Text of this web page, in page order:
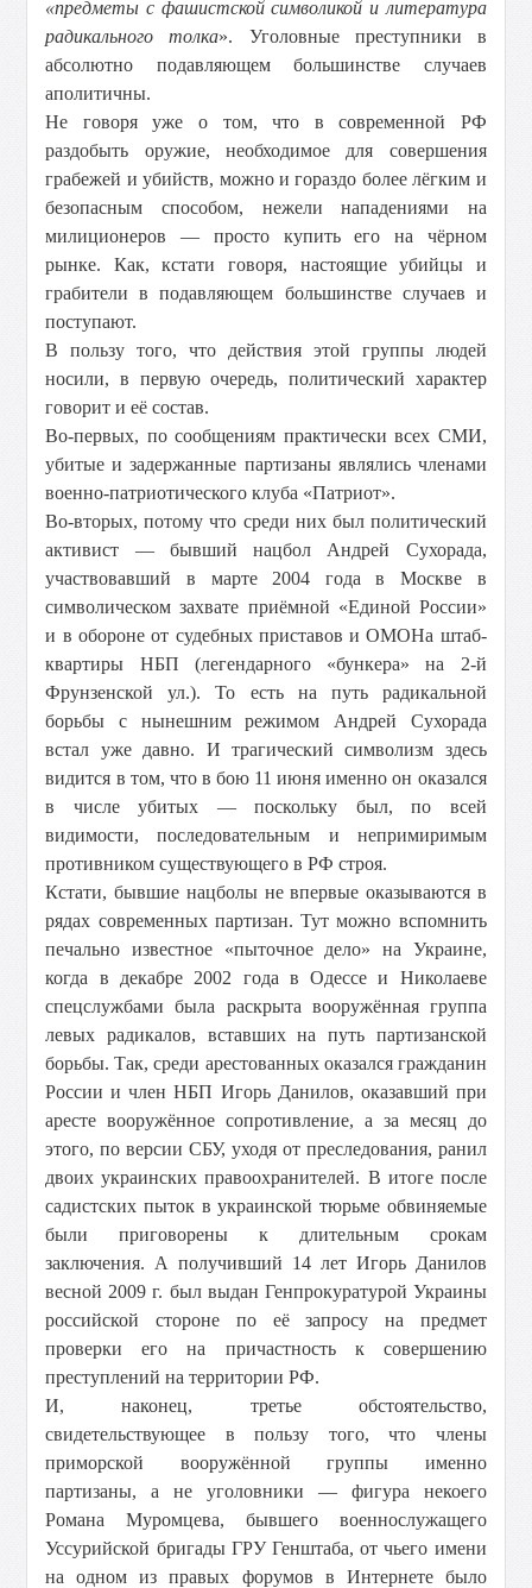
«предметы с фашистской символикой и литература
радикального толка». Уголовные преступники в
абсолютно подавляющем большинстве случаев
аполитичны.
Не говоря уже о том, что в современной РФ
раздобыть оружие, необходимое для совершения
грабежей и убийств, можно и гораздо более лёгким и
безопасным способом, нежели нападениями на
милиционеров — просто купить его на чёрном
рынке. Как, кстати говоря, настоящие убийцы и
грабители в подавляющем большинстве случаев и
поступают.
В пользу того, что действия этой группы людей
носили, в первую очередь, политический характер
говорит и её состав.
Во-первых, по сообщениям практически всех СМИ,
убитые и задержанные партизаны являлись членами
военно-патриотического клуба «Патриот».
Во-вторых, потому что среди них был политический
активист — бывший нацбол Андрей Сухорада,
участвовавший в марте 2004 года в Москве в
символическом захвате приёмной «Единой России»
и в обороне от судебных приставов и ОМОНа штаб-
квартиры НБП (легендарного «бункера» на 2-й
Фрунзенской ул.). То есть на путь радикальной
борьбы с нынешним режимом Андрей Сухорада
встал уже давно. И трагический символизм здесь
видится в том, что в бою 11 июня именно он оказался
в числе убитых — поскольку был, по всей
видимости, последовательным и непримиримым
противником существующего в РФ строя.
Кстати, бывшие нацболы не впервые оказываются в
рядах современных партизан. Тут можно вспомнить
печально известное «пыточное дело» на Украине,
когда в декабре 2002 года в Одессе и Николаеве
спецслужбами была раскрыта вооружённая группа
левых радикалов, вставших на путь партизанской
борьбы. Так, среди арестованных оказался гражданин
России и член НБП Игорь Данилов, оказавший при
аресте вооружённое сопротивление, а за месяц до
этого, по версии СБУ, уходя от преследования, ранил
двоих украинских правоохранителей. В итоге после
садистских пыток в украинской тюрьме обвиняемые
были приговорены к длительным срокам
заключения. А получивший 14 лет Игорь Данилов
весной 2009 г. был выдан Генпрокуратурой Украины
российской стороне по её запросу на предмет
проверки его на причастность к совершению
преступлений на территории РФ.
И, наконец, третье обстоятельство,
свидетельствующее в пользу того, что члены
приморской вооружённой группы именно
партизаны, а не уголовники — фигура некоего
Романа Муромцева, бывшего военнослужащего
Уссурийской бригады ГРУ Генштаба, от чьего имени
на одном из правых форумов в Интернете было